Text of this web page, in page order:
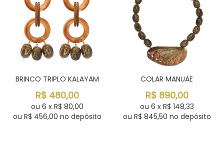
BRINCO TRIPLO KALAYAM
R$ 480,00
ou 6 x R$ 80,00
ou R$ 456,00 no depósito
COLAR MANUAE
R$ 890,00
ou 6 x R$ 148,33
ou R$ 845,50 no depósito